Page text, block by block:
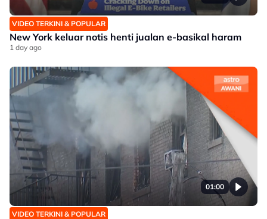
VIDEO TERKINI & POPULAR
New York keluar notis henti jualan e-basikal haram
1 day ago
01:00
VIDEO TERKINI & POPULAR